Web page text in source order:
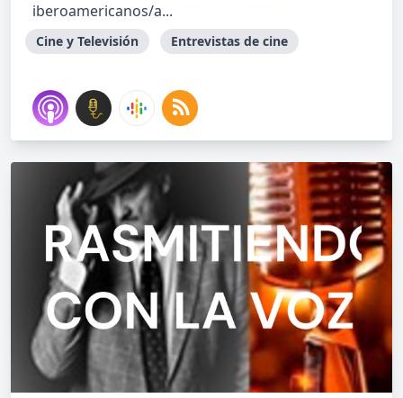
iberoamericanos/a...
Cine y Televisión Entrevistas de cine